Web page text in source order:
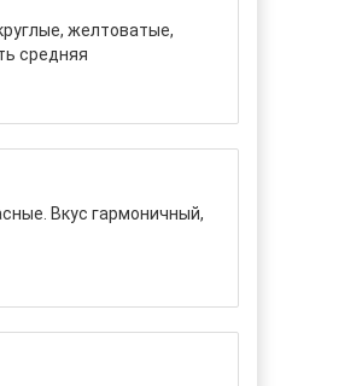
желтоватые,
средняя
Вкус гармоничный,